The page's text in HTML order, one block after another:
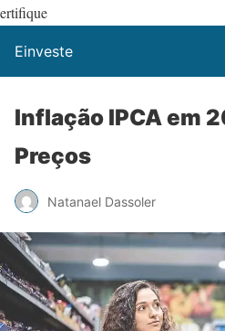
ertifique
Einveste
Inflação IPCA em
Preços
Natanael Dassoler